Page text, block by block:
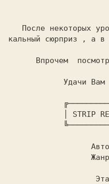
кальный сюрприз , а
Удачи Вам
STRIP